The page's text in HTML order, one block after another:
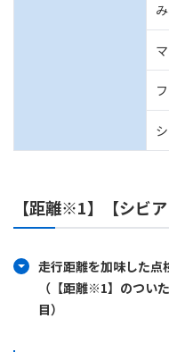
【距離※1】【シビ
走行距離を加味した点
（【距離※1】のつい
目）